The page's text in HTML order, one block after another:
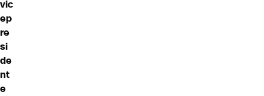
vic
ep
re
si
de
nt
e